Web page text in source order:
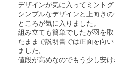
デザインが気に入ってミントグ
シンプルなデザインと上向き
ところが気に入りました。
組み立ても簡単でしたが羽を
たままで説明書では正面を向
ました。
値段が高めなのでもう少し安け